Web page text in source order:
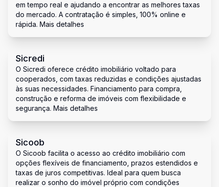
em tempo real e ajudando a encontrar as melhores taxas
do mercado. A contratação é simples, 100% online e
rápida. Mais detalhes
Sicredi
O Sicredi oferece crédito imobiliário voltado para
cooperados, com taxas reduzidas e condições ajustadas
às suas necessidades. Financiamento para compra,
construção e reforma de imóveis com flexibilidade e
segurança. Mais detalhes
Sicoob
O Sicoob facilita o acesso ao crédito imobiliário com
opções flexíveis de financiamento, prazos estendidos e
taxas de juros competitivas. Ideal para quem busca
realizar o sonho do imóvel próprio com condições